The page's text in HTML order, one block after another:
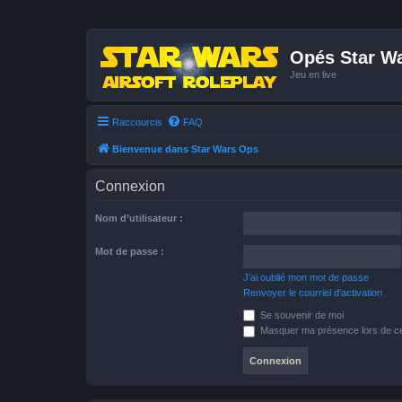
Opés Star
Jeu en live
Raccourcis FAQ
Bienvenue dans Star Wars Ops
Connexion
Nom d’utilisateur :
Mot de passe :
J’ai oublié mon mot de passe
Renvoyer le courriel d’activation
Se souvenir de moi
Masquer ma présence lors de